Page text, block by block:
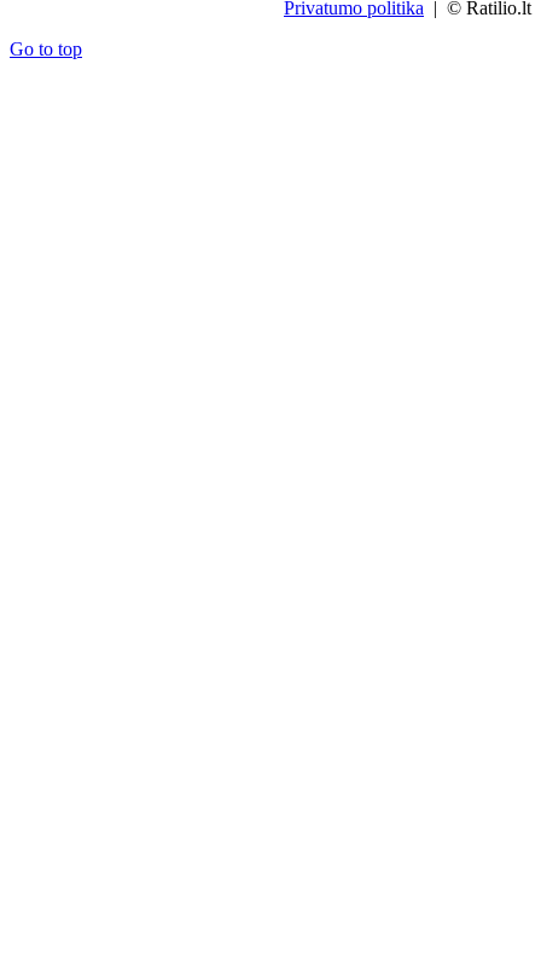
Privatumo politika | © Ratilio.lt
Go to top